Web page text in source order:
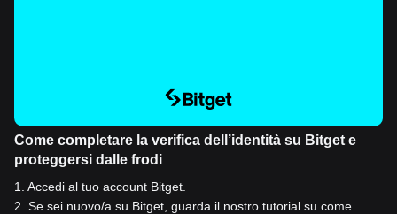
Come completare la verifica dell’identità su Bitget e
proteggersi dalle frodi
1
Accedi al tuo account Bitget.
2 Se sei nuovo/a su Bitget, guarda il nostro tutorial su come